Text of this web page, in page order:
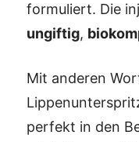
formuliert. Die
ungiftig,
Mit anderen
perfekt in den